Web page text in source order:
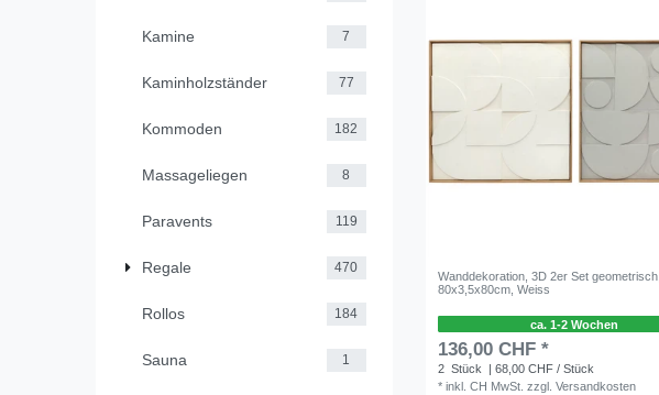
Kamine 7
Kaminholzständer 77
Kommoden 182
Massageliegen 8
Paravents 119
Regale 470
Rollos 184
Sauna 1
Wanddekoration, 3D 2er Set geometrisch,
80x3,5x80cm, Weiss
ca. 1-2 Wochen
136,00 CHF *
2 Stück
| 68,00 CHF / Stück
*inkl. CH MwSt. zzgl.Versandkosten